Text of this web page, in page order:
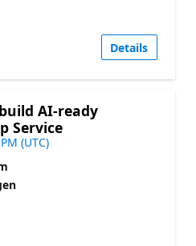
Details
AI-ready
Service
(UTC)